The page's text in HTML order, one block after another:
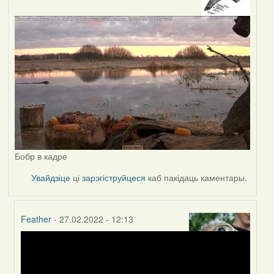
Бобр в кадре
Увайдзіце цізарэгіструйцеся каб пакідаць каментары.
Feather - 27.02.2022 - 12:13